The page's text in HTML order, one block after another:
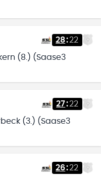
28:22
(8.) (Saase3
27:22
(3.) (Saase3
26:22